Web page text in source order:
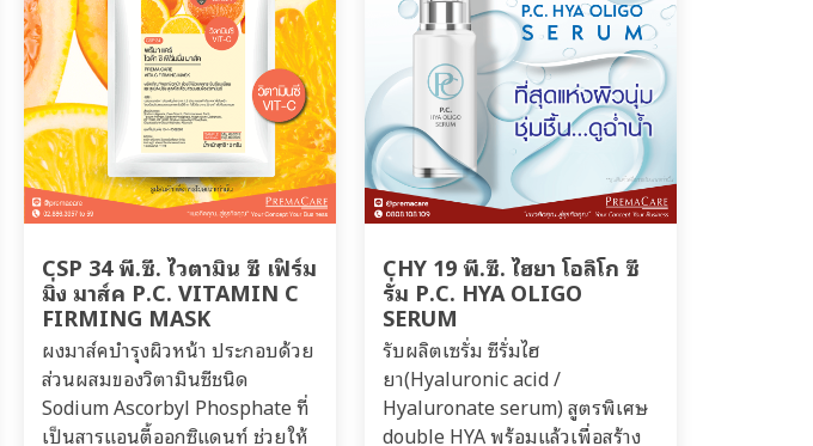
CSP 34 พี.ซี. ไวตามิน ซี เฟิร์ม
มิ่ง มาส์ค P.C. VITAMIN C
FIRMING MASK
ผงมาส์คบำรุงผิวหน้า ประกอบด้วย
ส่วนผสมของวิตามินซีชนิด
Sodium Ascorbyl Phosphate ที่
เป็นสารแอนตี้ออกซิแดนท์ ช่วยให้
CHY 19 พี.ซี. ไฮยา โอลิโก ซี
รั่ม P.C. HYA OLIGO
SERUM
รับผลิตเซรั่ม ซีรั่มไฮ
ยา(Hyaluronic acid /
Hyaluronate serum) สูตรพิเศษ
double HYA พร้อมแล้วเพื่อสร้าง